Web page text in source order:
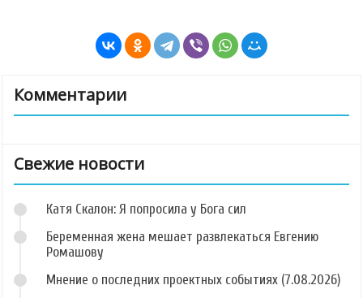
Комментарии
Свежие новости
Катя Скалон: Я попросила у Бога сил
Беременная жена мешает развлекаться Евгению
Ромашову
Мнение о последних проектных событиях (7.08.2026)